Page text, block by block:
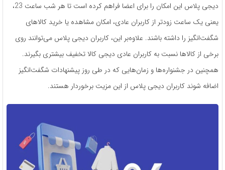
دیجی پلاس این امکان را برای اعضا فراهم کرده است تا هر شب ساعت 23،
یعنی یک ساعت زودتر از کاربران عادی، امکان مشاهده یا خرید کالاهای
شگفت‌انگیز را داشته باشند. علاوه‌بر این، کاربران دیجی پلاس می‌توانند روی
برخی از کالاها نسبت به کاربران عادی دیجی کالا تخفیف بیشتری بگیرند.
همچنین در جشنواره‌ها و زمان‌هایی که در طی روز پیشنهادات شگفت‌انگیز
اضافه شوند کاربران دیجی پلاس از این مزیت برخوردار هستند.